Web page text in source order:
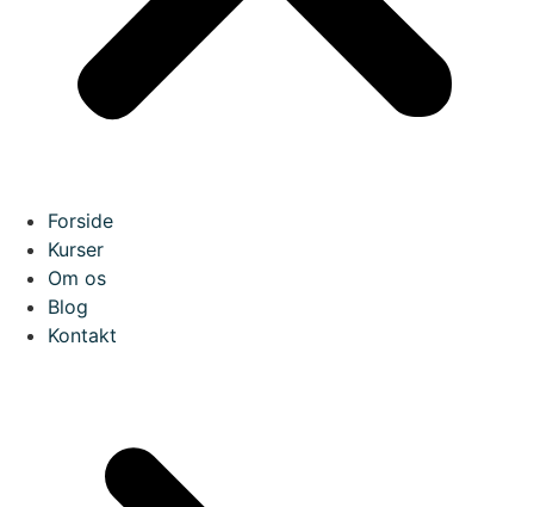
Forside
Kurser
Om os
Blog
Kontakt